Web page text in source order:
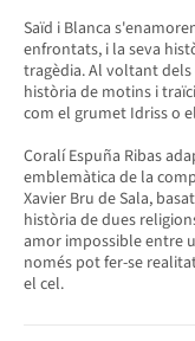
Saïd i Blanca
enfrontats, i la seva
tragèdia. Al voltant
història de motins i
com el grumet Idriss o
Coralí Espuña Ribas
emblemàtica de la
Xavier Bru de Sala,
història de dues
amor impossible entre
només pot fer-se
el cel.